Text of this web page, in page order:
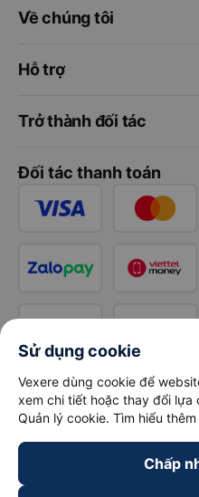
Về chúng tôi
Hỗ trợ
Trở thành đối tác
Đối tác thanh toán
Sử dụng cookie
Vexere dùng cookie để
xem chi tiết hoặc thay đổi
Quản lý cookie. Tìm hiểu
Chấp